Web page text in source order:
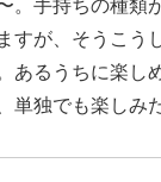
。手持ちの種類
すが、そうこう
あるうちに楽し
単独でも楽しみ